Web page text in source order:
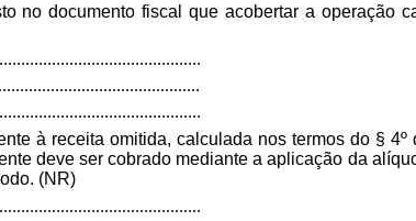
no documento fiscal que acobertar a operação
à receita omitida, calculada nos termos do §
deve ser cobrado mediante a aplicação da
(NR)